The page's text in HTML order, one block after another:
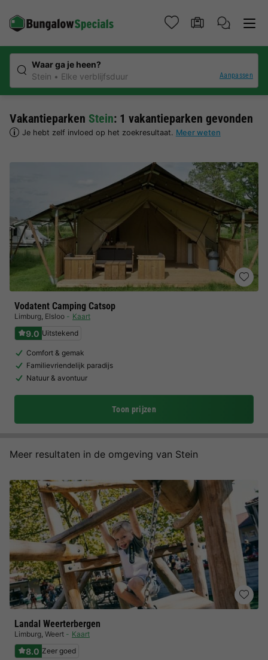
Waar ga je heen?
Stein
Elke verblijfsduur Aanpassen
Vakantieparken Stein: 1 vakantieparken gevonden
Je hebt zelf invloed op het zoekresultaat. Meer weten
Vodatent Camping Catsop
Limburg, Elsloo Kaart
9.0 Uitstekend
Comfort & gemak
Familievriendelijk paradijs
Natuur & avontuur
Toon prijzen
Meer resultaten in de omgeving van Stein
Landal Weerterbergen
Limburg, Weert Kaart
8.0 Zeer goed